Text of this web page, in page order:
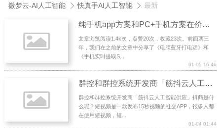
微梦云-AI人工智能 快真手AI人工智能 最新
纯手机app方案和PC+手机方案在价格和用户使用习惯上的差异
文章浏览阅读1.4k次，点赞20次，收藏23次。前面两三
年，我们在之前的文章中分享了《电脑蓝牙打电话》和
《手机实时提取S...
01-05 16:46
群控和群控系统开发商「筋抖云人工智能供应」
群控和群控系统开发商「筋抖云人工智能供应」抖商是什
么呢？短视频是一款发布15秒视频的社交APP，很多人都
在使用短视频，短...
01-04 01:44